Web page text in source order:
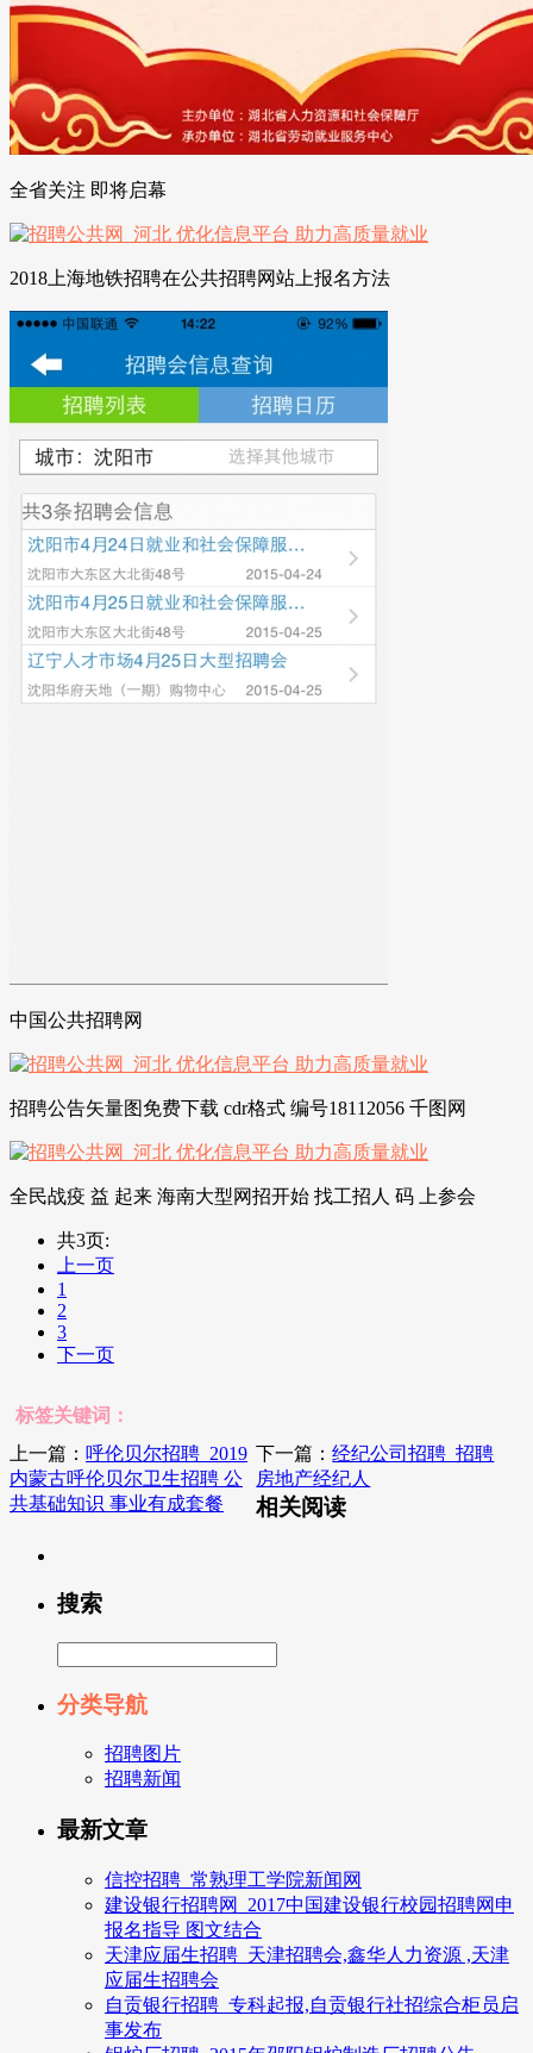
全省关注 即将启幕
2018上海地铁招聘在公共招聘网站上报名方法
中国公共招聘网
招聘公告矢量图免费下载 cdr格式 编号18112056 千图网
全民战疫 益 起来 海南大型网招开始 找工招人 码 上参会
共3页:
上一页
1
2
3
下一页
标签关键词：
上一篇： 呼伦贝尔招聘_2019
内蒙古呼伦贝尔卫生招聘 公
共基础知识 事业有成套餐
下一篇：经纪公司招聘_招聘
房地产经纪人
相关阅读
搜索
分类导航
招聘图片
招聘新闻
最新文章
信控招聘_常熟理工学院新闻网
建设银行招聘网_2017中国建设银行校园招聘网申
报名指导 图文结合
天津应届生招聘_天津招聘会,鑫华人力资源 ,天津
应届生招聘会
自贡银行招聘_专科起报,自贡银行社招综合柜员启
事发布